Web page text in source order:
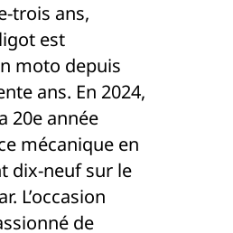
trois ans,
est
moto depuis
ans. En 2024,
20e année
mécanique en
dix-neuf sur le
L’occasion
de